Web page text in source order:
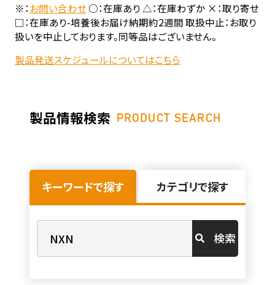
※：お問い合わせ○：在庫あり △：在庫わずか ×：取り寄せ
□：在庫あり-培養後お届け納期約2週間 取扱中止：お取り
扱いを中止しております。同等品はございません。
製品発送スケジュールについてはこちら
製品情報検索 PRODUCT SEARCH
キーワードで探す カテゴリで探す
検索